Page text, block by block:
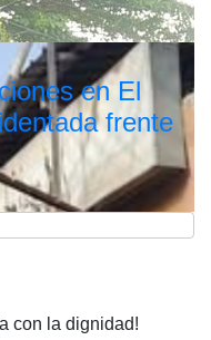
en El
frente
con la dignidad!